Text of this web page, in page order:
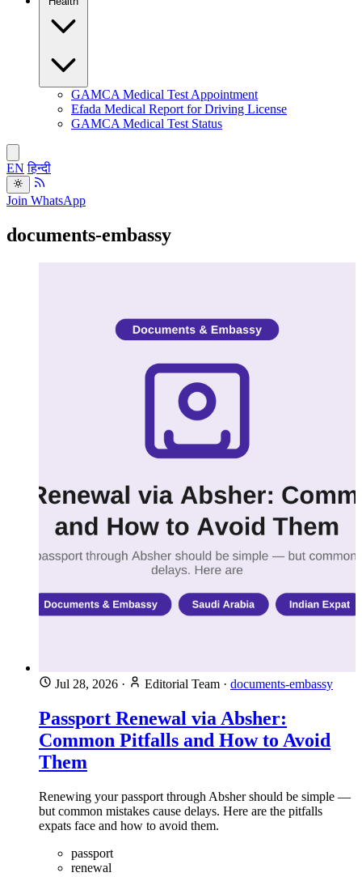
GAMCA Medical Test Appointment
Efada Medical Report for Driving License
GAMCA Medical Test Status
EN हिन्दी
Join WhatsApp
documents-embassy
Jul 28, 2026 · Editorial Team · documents-embassy
Passport Renewal via Absher:
Common Pitfalls and How to Avoid
Them
Renewing your passport through Absher should be simple —
but common mistakes cause delays. Here are the pitfalls
expats face and how to avoid them.
passport
renewal